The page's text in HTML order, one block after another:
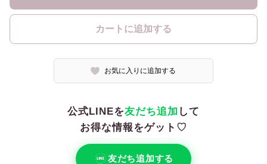
カートに追加する
お気に入りに追加する
公式LINEを友だち追加 して
お得な情報をゲット♡
友だち追加する